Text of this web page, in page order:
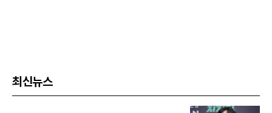
최신뉴스